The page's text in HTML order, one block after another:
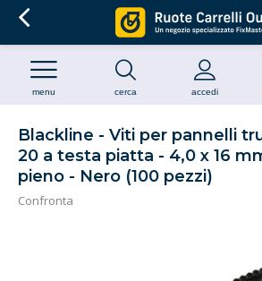
cerca accedi
menu
Blackline - Viti per pannelli
20 a testa piatta - 4,0 x 16
pieno - Nero (100 pezzi)
Confronta